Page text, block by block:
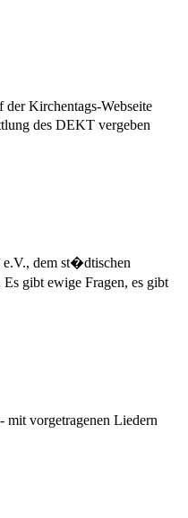
der Kirchentags-Webseite
des DEKT vergeben
dem st�dtischen
gibt ewige Fragen, es gibt
vorgetragenen Liedern